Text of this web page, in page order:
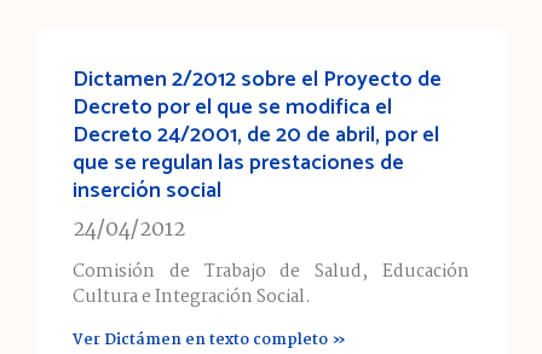
Dictamen 2/2012 sobre el Proyecto de
Decreto por el que se modifica el
Decreto 24/2001, de 20 de abril, por el
que se regulan las prestaciones de
inserción social
24/04/2012
Comisión de Trabajo de Salud, Educación
Cultura e Integración Social.
Ver Dictámen en texto completo »